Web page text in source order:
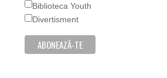
Biblioteca Youth
Divertisment